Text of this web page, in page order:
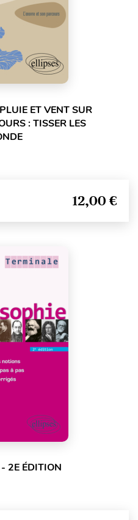
ET VENT SUR
: TISSER LES
12,00 €
2E ÉDITION